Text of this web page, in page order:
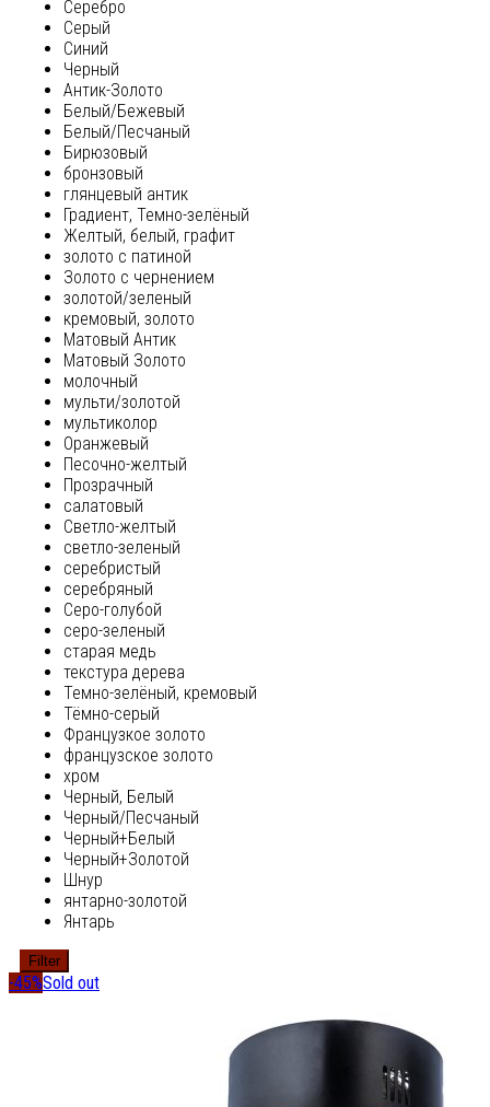
Серебро
Серый
Синий
Черный
Антик-Золото
Белый/Бежевый
Белый/Песчаный
Бирюзовый
бронзовый
глянцевый антик
Градиент, Темно-зелёный
Желтый, белый, графит
золото с патиной
Золото с чернением
золотой/зеленый
кремовый, золото
Матовый Антик
Матовый Золото
молочный
мульти/золотой
мультиколор
Оранжевый
Песочно-желтый
Прозрачный
салатовый
Светло-желтый
светло-зеленый
серебристый
серебряный
Серо-голубой
серо-зеленый
старая медь
текстура дерева
Темно-зелёный, кремовый
Тёмно-серый
Французкое золото
французское золото
хром
Черный, Белый
Черный/Песчаный
Черный+Белый
Черный+Золотой
Шнур
янтарно-золотой
Янтарь
Filter
-45%Sold out